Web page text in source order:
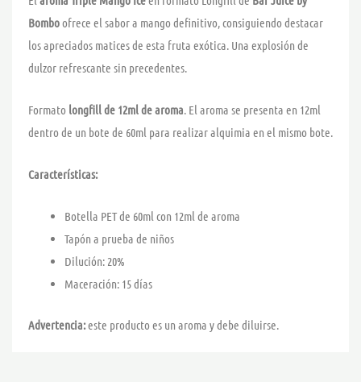
Bomboofrece el sabor a mango definitivo, consiguiendo destacar
los apreciados matices de esta fruta exótica. Una explosión de
dulzor refrescante sin precedentes.
Formato longfill de 12ml de aroma. El aroma se presenta en 12ml
dentro de un bote de 60ml para realizar alquimia en el mismo bote.
Características:
Botella PET de 60ml con 12ml de aroma
Tapón a prueba de niños
Dilución: 20%
Maceración: 15 días
Advertencia:este producto es un aroma y debe diluirse.